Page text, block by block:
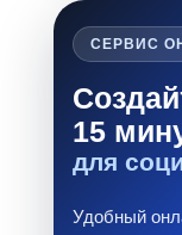
СЕРВИС
15
для
Удобный